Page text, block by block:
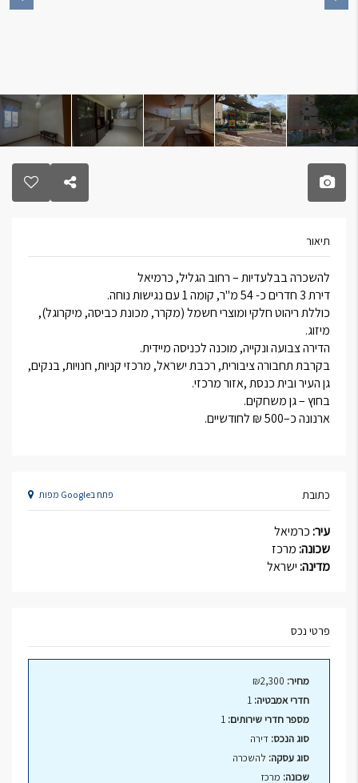
תיאור
להשכרה בבלעדיות – רחוב הגליל, כרמיאל
דירת 3 חדרים כ- 54 מ"ר, קומה 1 עם נגישות נוחה.
כוללת ריהוט חלקי ומוצרי חשמל (מקרר, מכונת כביסה, מיקרוגל),
מיזוג.
הדירה צבועה ונקייה, מוכנה לכניסה מיידית.
בקרבת תחבורה ציבורית, רכבת ישראל, מרכזי קניות, חנויות, בנקים,
גן העיר ובית כנסת ,אזור מרכזי.
בחוץ – גן משחקים.
ארנונה כ–500 ₪ לחודשיים.
כתובת פתח בGoogle מפות
עיר:כרמיאל
שכונה:מרכז
מדינה:ישראל
פרטי נכס
מחיר:
חדרי אמבטיה:
מספר חדרי שירותים:
סוג הנכס: דירה
סוג עסקה: להשכרה
שכונה: מרכז